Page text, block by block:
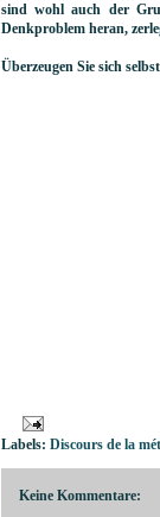
sind wohl auch der
Denkproblem heran,
Überzeugen Sie sich
Labels: Discours de la
Keine Kommentare: